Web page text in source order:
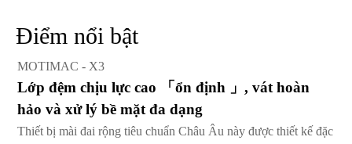
Điểm nổi bật
MOTIMAC - X3
Lớp đệm chịu lực cao 「ổn định 」, vát hoàn
hảo và xử lý bề mặt đa dạng
Thiết bị mài đai rộng tiêu chuẩn Châu Âu này được thiết kế đặc